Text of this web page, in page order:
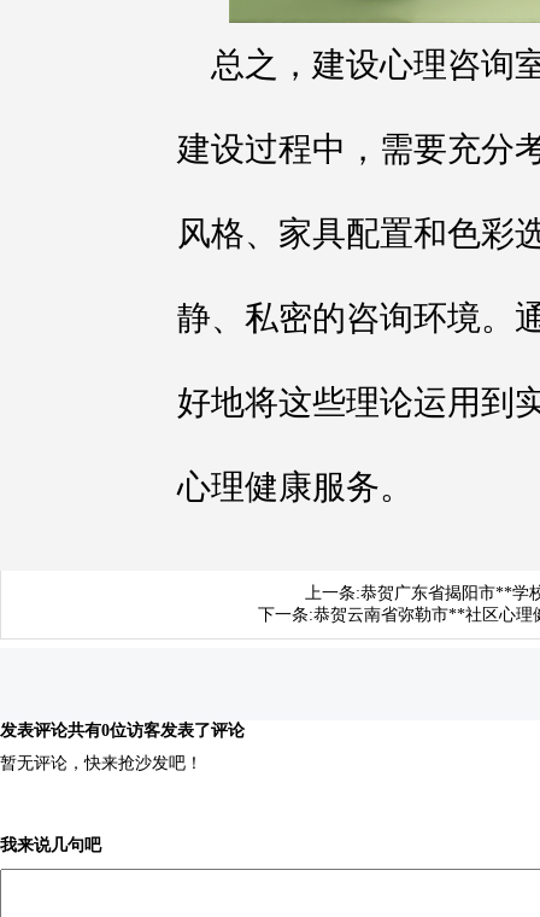
总之，建设心理咨询
建设过程中，需要充分
风格、家具配置和色彩
静、私密的咨询环境。
好地将这些理论运用到
心理健康服务。
上一条:恭贺广东省揭阳市**学
下一条:恭贺云南省弥勒市**社区心理
发表评论共有0位访客发表了评论
暂无评论，快来抢沙发吧！
我来说几句吧